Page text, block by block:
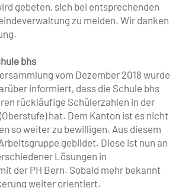
gebeten, sich bei entsprechenden
zu melden. Wir danken
bhs
vom Dezember 2018 wurde
informiert, dass die Schule bhs
rückläufige Schülerzahlen in der
hat. Dem Kanton ist es nicht
so weiter zu bewilligen. Aus diesem
gebildet. Diese ist nun an
Lösungen in
der PH Bern. Sobald mehr bekannt
weiter orientiert.